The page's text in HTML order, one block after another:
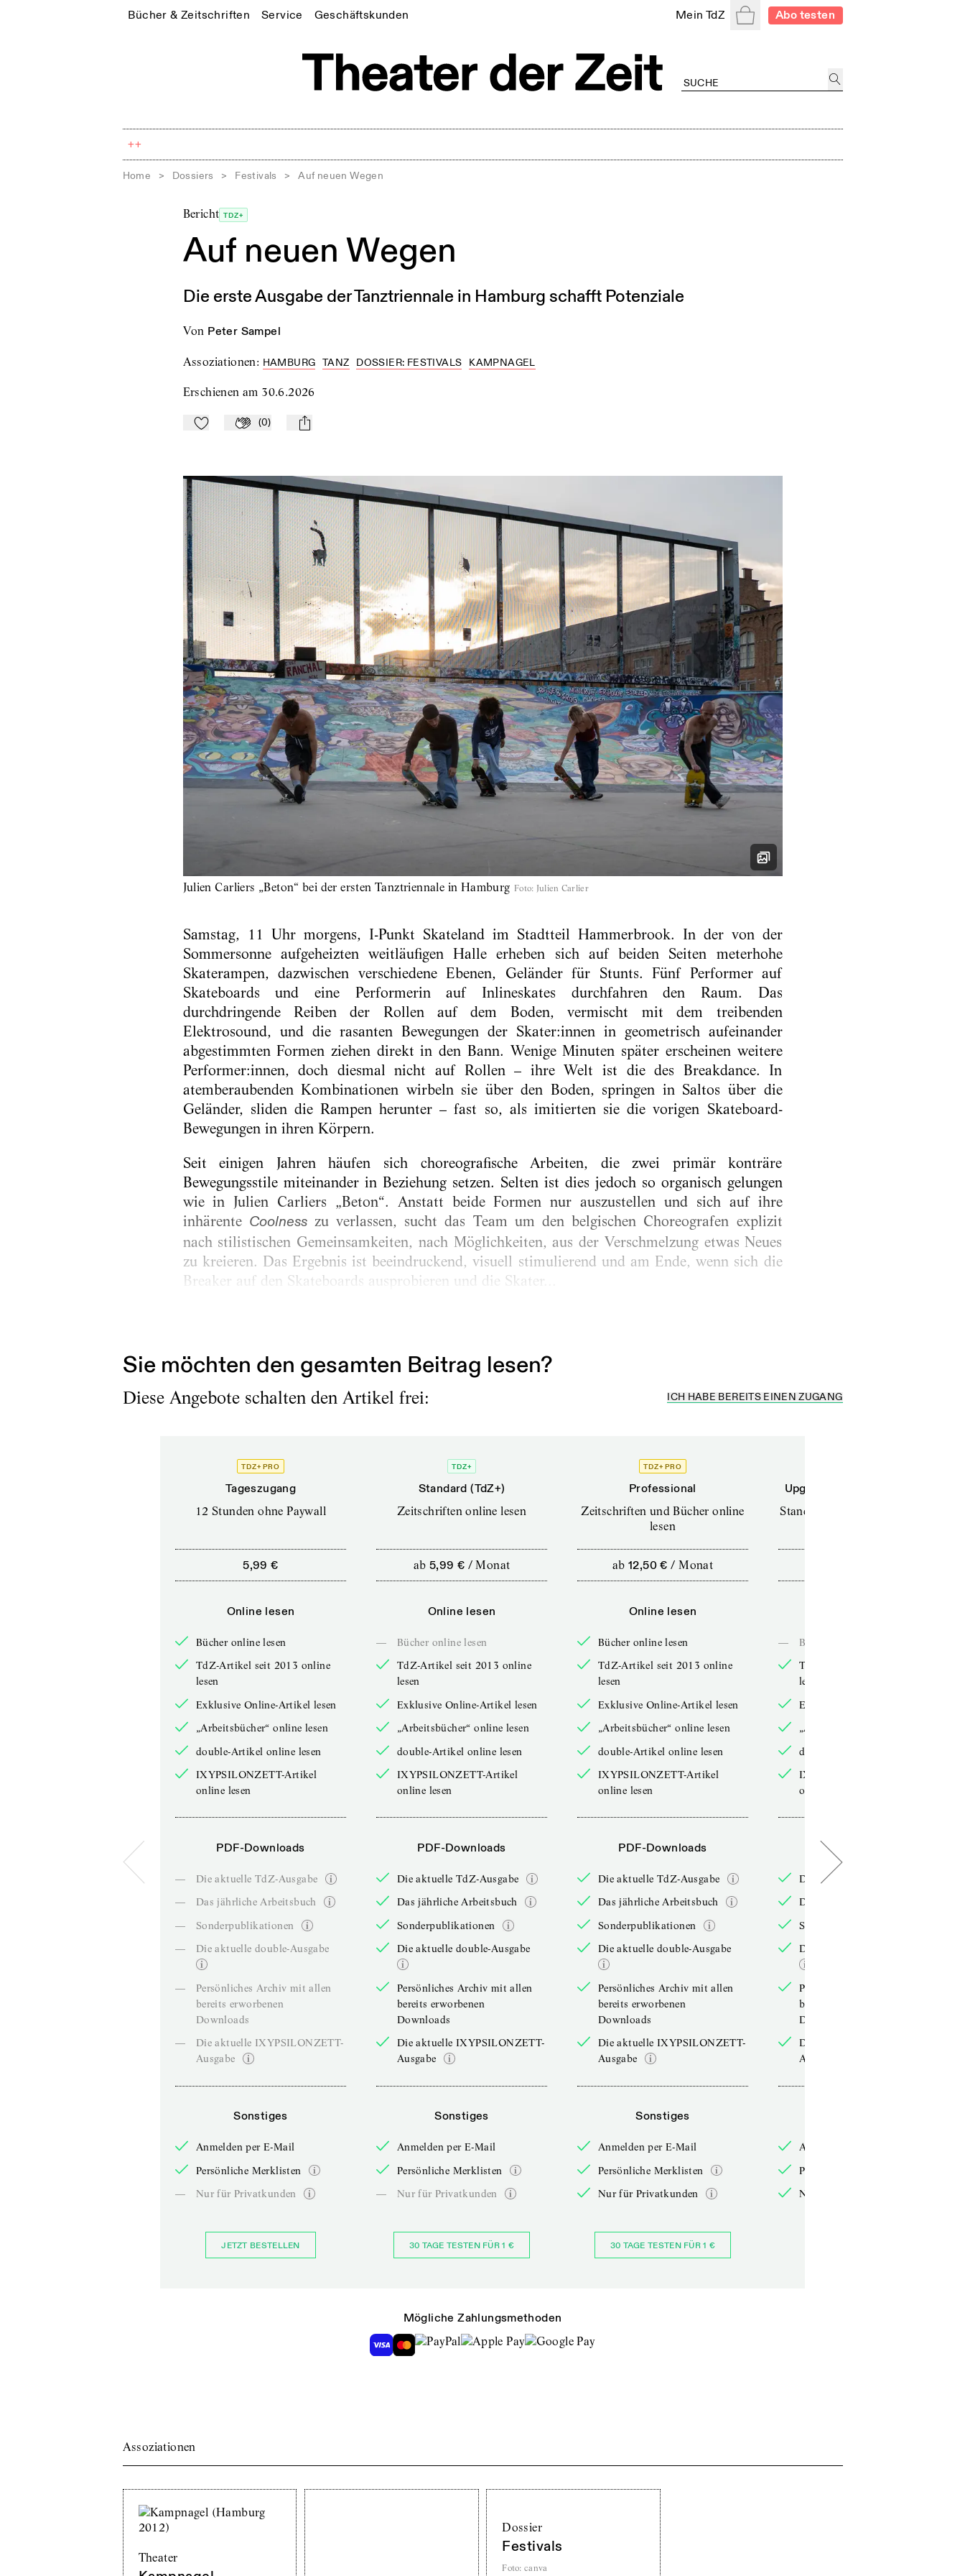
Bücher & Zeitschriften Service Geschäftskunden Mein TdZ WarenkorbAbo testen
++
Home > Dossiers > Festivals > Auf neuen Wegen
Bericht TDZ+
Auf neuen Wegen
Die erste Ausgabe der Tanztriennale in Hamburg schafft Potenziale
von Peter Sampel
Assoziationen: HAMBURG TANZ DOSSIER: FESTIVALS KAMPNAGEL
Erschienen am 30.6.2026
Zu Mein-TdZ hinzufügen
Applaudieren
(0) mail
Julien Carliers „Beton“ bei der ersten Tanztriennale in Hamburg Foto: Julien Carlier
Samstag, 11 Uhr morgens, I-Punkt Skateland im Stadtteil Hammerbrook. In der von der
Sommersonne aufgeheizten weitläufigen Halle erheben sich auf beiden Seiten meterhohe
Skaterampen, dazwischen verschiedene Ebenen, Geländer für Stunts. Fünf Performer auf
Skateboards und eine Performerin auf Inlineskates durchfahren den Raum. Das
durchdringende Reiben der Rollen auf dem Boden, vermischt mit dem treibenden
Elektrosound, und die rasanten Bewegungen der Skater:innen in geometrisch aufeinander
abgestimmten Formen ziehen direkt in den Bann. Wenige Minuten später erscheinen weitere
Performer:innen, doch diesmal nicht auf Rollen – ihre Welt ist die des Breakdance. In
atemberaubenden Kombinationen wirbeln sie über den Boden, springen in Saltos über die
Geländer, sliden die Rampen herunter – fast so, als imitierten sie die vorigen Skateboard-
Bewegungen in ihren Körpern.
Seit einigen Jahren häufen sich choreografische Arbeiten, die zwei primär konträre
Bewegungsstile miteinander in Beziehung setzen. Selten ist dies jedoch so organisch gelungen
wie in Julien Carliers „Beton“. Anstatt beide Formen nur auszustellen und sich auf ihre
inhärente Coolnesszu verlassen, sucht das Team um den belgischen Choreografen explizit
nach stilistischen Gemeinsamkeiten, nach Möglichkeiten, aus der Verschmelzung etwas Neues
zu kreieren. Das Ergebnis ist beeindruckend, visuell stimulierend und am Ende, wenn sich die
Breaker auf den Skateboards ausprobieren und die Skater...
Sie möchten den gesamten Beitrag lesen?
Diese Angebote schalten den Artikel frei: ICH HABE BEREITS EINEN ZUGANG
TDZ+ PRO
Tageszugang
12 Stunden ohne Paywall
5,99 €
Online lesen
Bücher online lesen
TdZ-Artikel seit 2013 online
lesen
Exklusive Online-Artikel lesen
„Arbeitsbücher“ online lesen
double-Artikel online lesen
IXYPSILONZETT-Artikel
online lesen
PDF-Downloads
—
Die aktuelle TdZ-Ausgabe
—
Das jährliche Arbeitsbuch
—
Sonderpublikationen
—
Die aktuelle double-Ausgabe
—
Persönliches Archiv mit allen
bereits erworbenen
Downloads
—
Die aktuelle IXYPSILONZETT-
Ausgabe
Sonstiges
Anmelden per E-Mail
Persönliche Merklisten
—
Nur für Privatkunden
JETZT BESTELLEN
TDZ+
Standard (TdZ+)
Zeitschriften online lesen
ab 5,99 € /Monat
Online lesen
—
Bücher online lesen
TdZ-Artikel seit 2013 online
lesen
Exklusive Online-Artikel lesen
„Arbeitsbücher“ online lesen
double-Artikel online lesen
IXYPSILONZETT-Artikel
online lesen
PDF-Downloads
Die aktuelle TdZ-Ausgabe
Das jährliche Arbeitsbuch
Sonderpublikationen
Die aktuelle double-Ausgabe
Persönliches Archiv mit allen
bereits erworbenen
Downloads
Die aktuelle IXYPSILONZETT-
Ausgabe
Sonstiges
Anmelden per E-Mail
Persönliche Merklisten
—
Nur für Privatkunden
30 TAGE TESTEN FÜR 1 €
TDZ+ PRO
Professional
Zeitschriften und Bücher online
lesen
ab 12,50 € /Monat
Online lesen
Bücher online lesen
TdZ-Artikel seit 2013 online
lesen
Exklusive Online-Artikel lesen
„Arbeitsbücher“ online lesen
double-Artikel online lesen
IXYPSILONZETT-Artikel
online lesen
PDF-Downloads
Die aktuelle TdZ-Ausgabe
Das jährliche Arbeitsbuch
Sonderpublikationen
Die aktuelle double-Ausgabe
Persönliches Archiv mit allen
bereits erworbenen
Downloads
Die aktuelle IXYPSILONZETT-
Ausgabe
Sonstiges
Anmelden per E-Mail
Persönliche Merklisten
Nur für Privatkunden
30 TAGE TESTEN FÜR 1 €
Upgrade für Printabonnenten
Standard (TdZ+) – Zeitschriften
—
Bücher online lesen
TdZ-Artikel seit 2013 online
lesen
Exklusive Online-Artikel lesen
„Arbeitsbücher“ online lesen
double-Artikel online lesen
IXYPSILONZETT-Artikel
online lesen
PDF-Downloads
Die aktuelle TdZ-Ausgabe
Das jährliche Arbeitsbuch
Sonderpublikationen
Die aktuelle double-Ausgabe
Persönliches Archiv mit allen
bereits erworbenen
Downloads
Die aktuelle IXYPSILONZETT-
Ausgabe
Anmelden per E-Mail
Persönliche Merklisten
Nur für Privatkunden
Mögliche Zahlungsmethoden
Assoziationen
Theater
Dossier
Festivals
Foto: canva